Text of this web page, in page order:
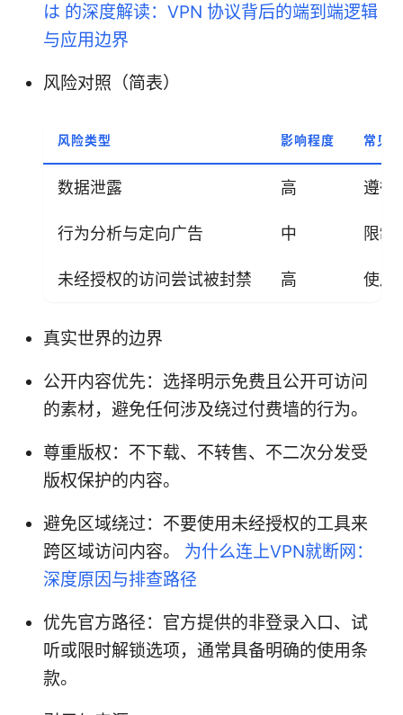
は 的深度解读：VPN 协议背后的端到端逻辑
与应用边界
风险对照（简表）
风险类型 影响程度 常见
数据泄露 高 遵循
行为分析与定向广告 中 限制
未经授权的访问尝试被封禁 高 使用
真实世界的边界
公开内容优先：选择明示免费且公开可访问
的素材，避免任何涉及绕过付费墙的行为。
尊重版权：不下载、不转售、不二次分发受
版权保护的内容。
避免区域绕过：不要使用未经授权的工具来
跨区域访问内容。 为什么连上VPN就断网：
深度原因与排查路径
优先官方路径：官方提供的非登录入口、试
听或限时解锁选项，通常具备明确的使用条
款。